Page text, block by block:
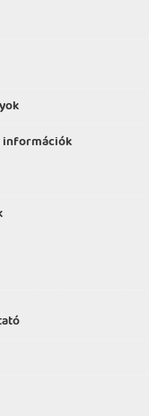
információk